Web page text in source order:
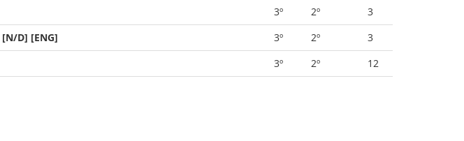
3º 2º
3
[N/D] [ENG] 3º 2º
3
3º 2º
12